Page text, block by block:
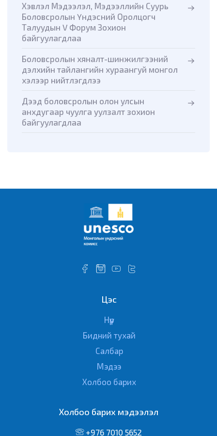
Хэвлэл Мэдээлэл, Мэдээллийн Суурь
Боловсролын Үндэсний Оролцогч
Талуудын V Форум Зохион
байгуулагдлаа
Боловсролын хяналт-шинжилгээний
дэлхийн тайлангийн хураангуй монгол
хэлээр нийтлэгдлээ
Дээд боловсролын олон улсын
анхдугаар чуулга уулзалт зохион
байгуулагдлаа
Цэс
Нүүр
Бидний тухай
Салбар
Мэдээ
Холбоо барих
Холбоо барих мэдээлэл
+976 7010 5652